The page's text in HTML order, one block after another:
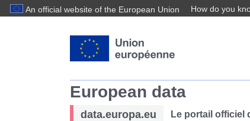
An official website of the European Union How do you
European data
data.europa.eu Le portail officiel